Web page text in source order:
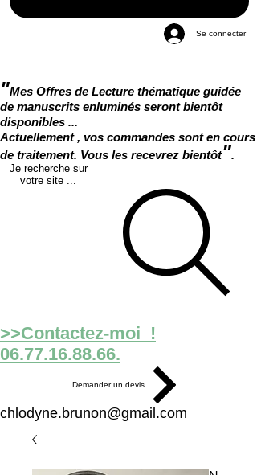
Se connecter
"Mes Offres de Lecture thématique guidée
de manuscrits enluminés seront bientôt
disponibles ...
Actuellement , vos commandes sont en cours
de traitement. Vous les recevrez bientôt".
Je recherche sur
votre site ...
>>Contactez-moi !
06.77.16.88.66.
Demander un devis
chlodyne.brunon@gmail.com